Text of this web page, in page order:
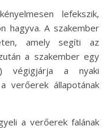
lefekszik,
hagyva. A szakember
amely segíti az
a szakember egy
végigjárja a nyaki
verőerek állapotának
a verőerek falának